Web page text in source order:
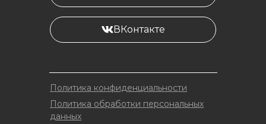
Политика конфиденциальности
Политика обработки персональных
данных
ВКонтакте